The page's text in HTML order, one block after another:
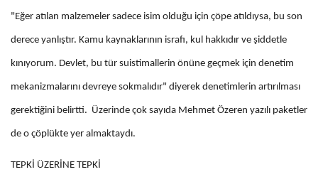
"Eğer atılan malzemeler sadece isim olduğu için çöpe atıldıysa, bu son
derece yanlıştır. Kamu kaynaklarının israfı, kul hakkıdır ve şiddetle
kınıyorum. Devlet, bu tür suistimallerin önüne geçmek için denetim
mekanizmalarını devreye sokmalıdır" diyerek denetimlerin artırılması
gerektiğini belirtti. Üzerinde çok sayıda Mehmet Özeren yazılı paketler
de o çöplükte yer almaktaydı.
TEPKİ ÜZERİNE TEPKİ